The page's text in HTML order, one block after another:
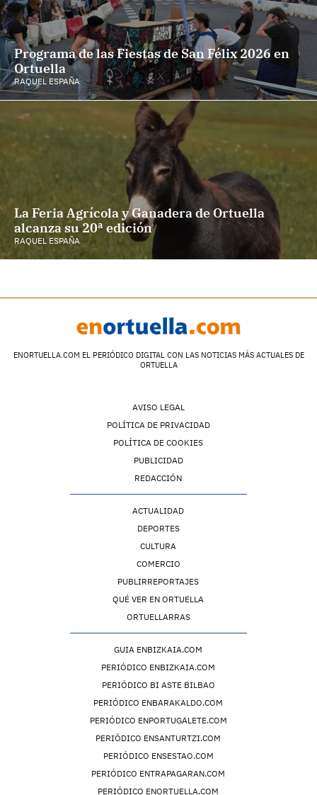
Programa de las Fiestas de San Félix 2026 en
Ortuella
RAQUEL ESPAÑA
La Feria Agrícola y Ganadera de Ortuella
alcanza su 20ª edición
RAQUEL ESPAÑA
ENORTUELLA.COM EL PERIÓDICO DIGITAL CON LAS NOTICIAS MÁS ACTUALES DE
ORTUELLA
AVISO LEGAL
POLÍTICA DE PRIVACIDAD
POLÍTICA DE COOKIES
PUBLICIDAD
REDACCIÓN
ACTUALIDAD
DEPORTES
CULTURA
COMERCIO
PUBLIRREPORTAJES
QUÉ VER EN ORTUELLA
ORTUELLARRAS
GUIA ENBIZKAIA.COM
PERIÓDICO ENBIZKAIA.COM
PERIÓDICO BI ASTE BILBAO
PERIÓDICO ENBARAKALDO.COM
PERIÓDICO ENPORTUGALETE.COM
PERIÓDICO ENSANTURTZI.COM
PERIÓDICO ENSESTAO.COM
PERIÓDICO ENTRAPAGARAN.COM
PERIÓDICO ENORTUELLA.COM